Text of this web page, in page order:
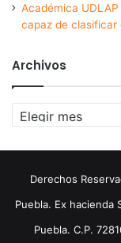
Académica
capaz de clasificar
Archivos
Archivos
Derechos
Puebla. Ex hacienda
Puebla. C.P.